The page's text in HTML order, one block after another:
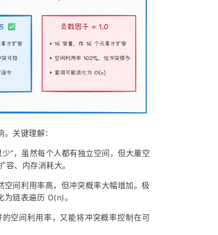
关键理解：
"，虽然每个人都有独立空间，但大量空
、内存消耗大。
间利用率高，但冲突概率大幅增加。极
链表遍历 O(n)。
空间利用率，又能将冲突概率控制在可